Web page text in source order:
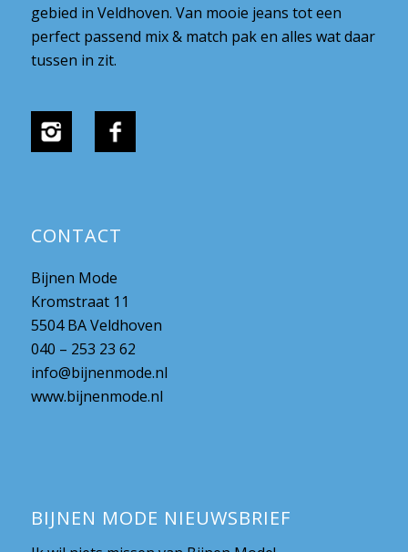
gebied in Veldhoven. Van mooie jeans tot een
perfect passend mix & match pak en alles wat daar
tussen in zit.
CONTACT
Bijnen Mode
Kromstraat 11
5504 BA Veldhoven
040 – 253 23 62
info@bijnenmode.nl
www.bijnenmode.nl
BIJNEN MODE NIEUWSBRIEF